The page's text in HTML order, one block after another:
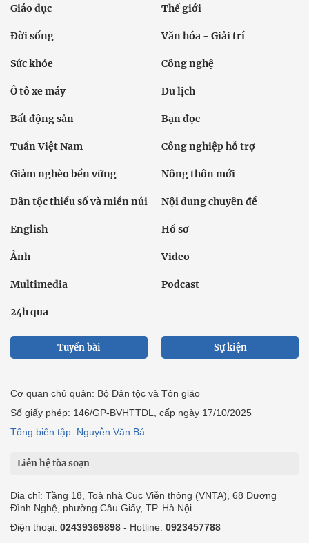
Giáo dục Thế giới
Đời sống Văn hóa - Giải trí
Sức khỏe Công nghệ
Ô tô xe máy Du lịch
Bất động sản Bạn đọc
Tuần Việt Nam Công nghiệp hỗ trợ
Giảm nghèo bền vững Nông thôn mới
Dân tộc thiểu số và miền núi Nội dung chuyên đề
English Hồ sơ
Ảnh Video
Multimedia Podcast
24h qua
Tuyến bài Sự kiện
Cơ quan chủ quản: Bộ Dân tộc và Tôn giáo
Số giấy phép: 146/GP-BVHTTDL, cấp ngày 17/10/2025
Tổng biên tập: Nguyễn Văn Bá
Liên hệ tòa soạn
Địa chỉ: Tầng 18, Toà nhà Cục Viễn thông (VNTA), 68 Dương
Đình Nghệ, phường Cầu Giấy, TP. Hà Nội.
Điện thoại: 02439369898 - Hotline: 0923457788